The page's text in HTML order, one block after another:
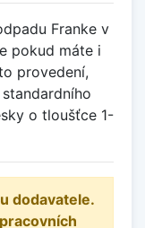
Franke v
pokud máte i
provedení,
o tloušťce 1-
dodavatele.